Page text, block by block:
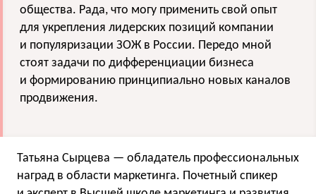
общества. Рада, что могу применить свой опыт
для укрепления лидерских позиций компании
и популяризации ЗОЖ в России. Передо мной
стоят задачи по дифференциации бизнеса
и формированию принципиально новых каналов
продвижения.
Татьяна Сырцева — обладатель профессиональных
наград в области маркетинга. Почетный спикер